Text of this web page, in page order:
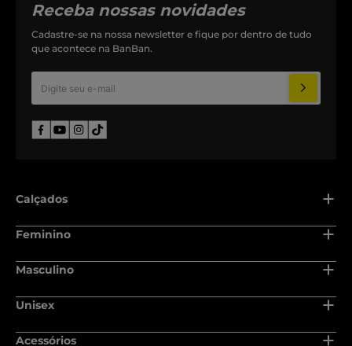
Receba nossas novidades
Cadastre-se na nossa newsletter e fique por dentro de tudo
que acontece na BanBan.
Calçados
Adulto
Recém nascido
Infantil
Juvenil
Feminino
Adulto
Recém nascido
Masculino
Adulto
Recém nascido
Unisex
Adulto
Acessórios